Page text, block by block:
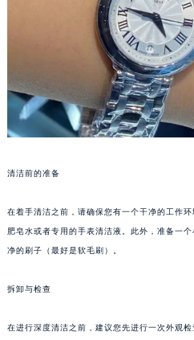
清洁前的准备
在着手清洁之前，请确保您有一个干净的工作
肥皂水或者专用的手表清洁液。此外，准备一
净的刷子（最好是软毛刷）。
拆卸与检查
在进行深度清洁之前，建议您先进行一次外观